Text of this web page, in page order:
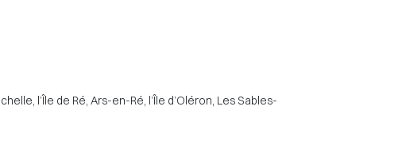
l’Île de Ré, Ars-en-Ré, l’Île d’Oléron, Les Sables-